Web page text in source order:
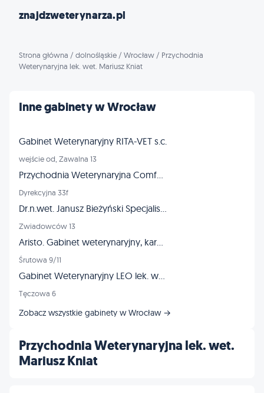
znajdzweterynarza.pl
Strona główna / dolnośląskie / Wrocław / Przychodnia
Weterynaryjna lek. wet. Mariusz Kniat
Przychodnia Weterynaryjna lek. wet.
Mariusz Kniat
Inne gabinety w Wrocław
Gabinet Weterynaryjny RITA-VET s.c.
wejście od, Zawalna 13
Przychodnia Weterynaryjna ComfortVET
Dyrekcyjna 33f
Dr.n.wet. Janusz Bieżyński Specjalista chirurg - złamania dysplazja
Zwiadowców 13
Aristo. Gabinet weterynaryjny, karmy dla zwierząt, strzyżenie
Śrutowa 9/11
Gabinet Weterynaryjny LEO lek. wet. Tomasz Frankowski
Tęczowa 6
Zobacz wszystkie gabinety w Wrocław →